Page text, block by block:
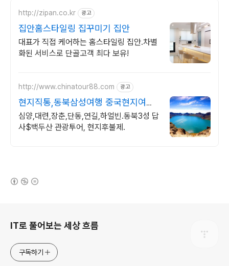
http://zipan.co.kr 광고
집안홈스타일링 집꾸미기 집안
대표가 직접 케어하는 홈스타일링 집안.차별
화된 서비스로 단골고객 최다 보유!
http://www.chinatour88.com 광고
현지직통,동북삼성여행 중국현지여행
사
심양,대련,장춘,단동,연길,하얼빈.동북3성 답
사$백두산 관광투어, 현지후불제.
IT로 풀어보는 세상 흐름
구독하기